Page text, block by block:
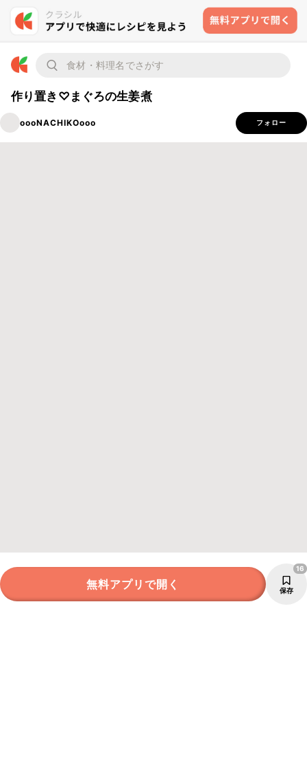
作り置き♡まぐろの生姜煮
oooNACHIKOooo フォロー
無料アプリで開く 保存
16